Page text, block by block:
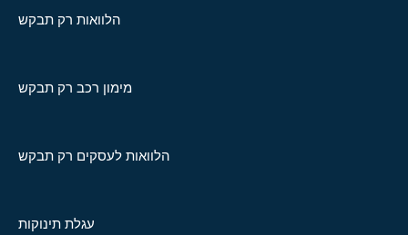
הלוואות רק תבקש
מימון רכב רק תבקש
הלוואות לעסקים רק תבקש
עגלת תינוקות